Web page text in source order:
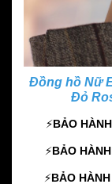
Đồng hồ Nữ
Đỏ
⚡️BẢO HÀNH
⚡️BẢO HÀNH
⚡️BẢO HÀNH